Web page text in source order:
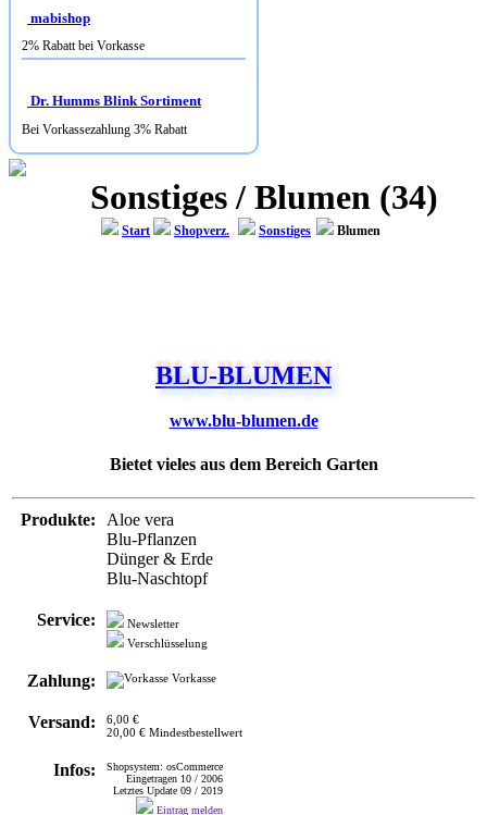
Dr. Humms Blink Sortiment
Sonstiges / Blumen (34)
Bietet vieles aus dem Bereich Garten
Aloe vera
Blu-Pflanzen
Dünger & Erde
Newsletter
Verschlüsselung
Vorkasse
6,00 €
20,00 € Mindestbestellwert
Infos:
Shopsystem: osCommerce
www.blu-blumen.de